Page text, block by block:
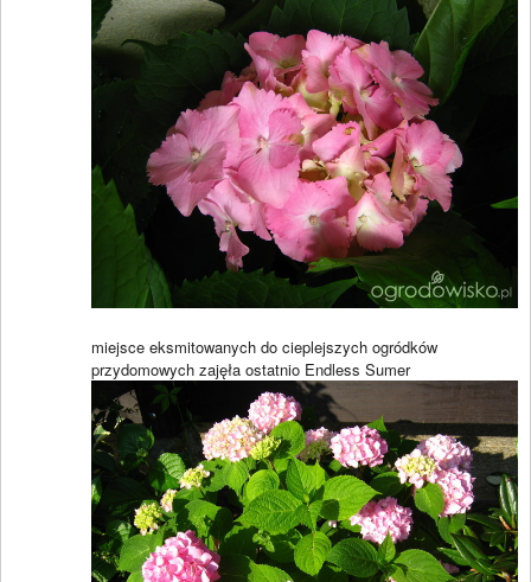
miejsce eksmitowanych do cieplejszych ogródków
przydomowych zajęła ostatnio Endless Sumer